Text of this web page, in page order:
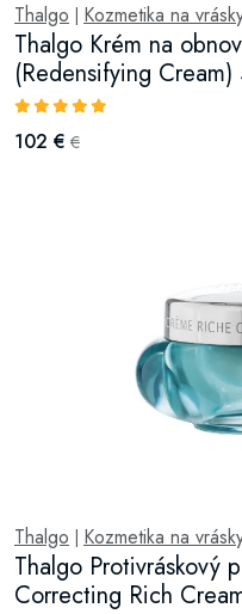
Thalgo Kozmetika na
Thalgo Krém na
(Redensifying Cream)
102 € €
Thalgo Kozmetika na
Thalgo Protivráskový
Correcting Rich